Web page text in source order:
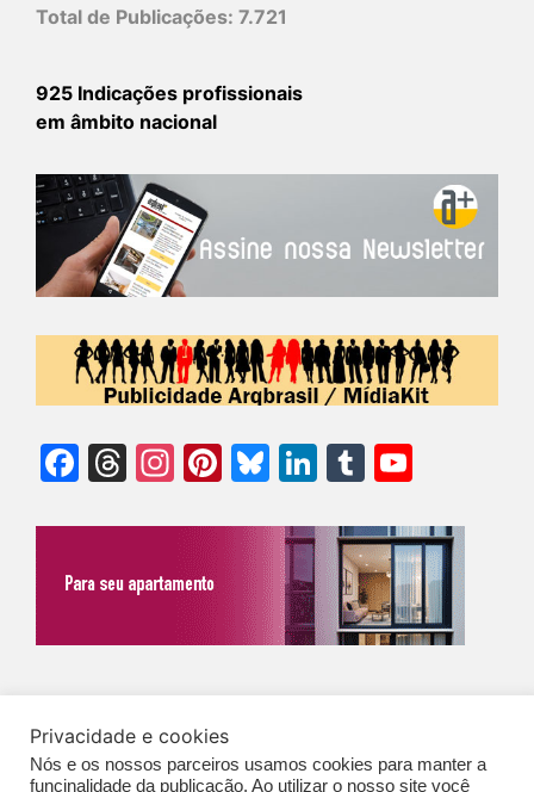
Total de Publicações: 7.721
925 Indicações profissionais
em âmbito nacional
Facebook
Threads
Instagram
Pinterest
Bluesky
LinkedIn
Tumblr
Expediente|Contato|Newsletter
GERAIS DE PUBLICAÇÃO (CGP)
Privacidade e cookies
Nós e os nossos parceiros usamos cookies para manter a
funcinalidade da publicação. Ao utilizar o nosso site você